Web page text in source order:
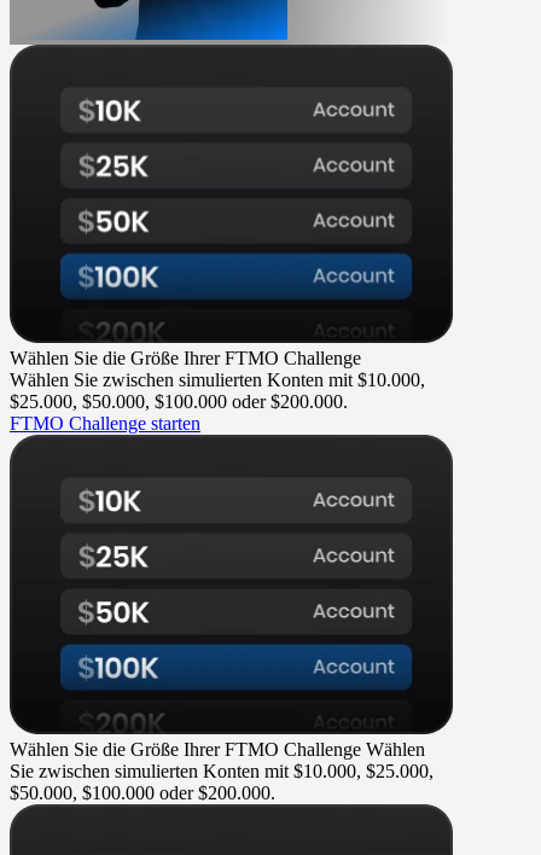
Wählen Sie die Größe Ihrer FTMO Challenge
Wählen Sie zwischen simulierten Konten mit $10.000,
$25.000, $50.000, $100.000 oder $200.000.
FTMO Challenge starten
Wählen Sie die Größe Ihrer FTMO Challenge Wählen
Sie zwischen simulierten Konten mit $10.000, $25.000,
$50.000, $100.000 oder $200.000.